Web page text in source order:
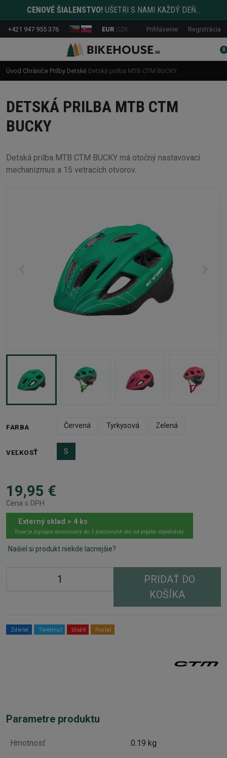
CENOVÉ ŠIALENSTVO! UŠETRI S NAMI KAŽDÝ DEŇ...
+421 947 955 376 EUR CZK Prihlásenie Registrácia
0
Úvod Chrániče Prilby Detské Detská prilba MTB CTM BUCKY
DETSKÁ PRILBA MTB CTM
BUCKY
Detská prilba MTB CTM BUCKY má otočný nastavovací
mechanizmus a 15 vetracích otvorov.
FARBA Červená Tyrkysová Zelená
VEĽKOSŤ S
19,95 €
Cena s DPH
Externý sklad > 4 ks
Tovar je zvyčajne doručovaný do 5 pracovných dní od prijatia objednávky.
Našiel si produkt niekde lacnejšie?
PRIDAŤ DO
KOŠÍKA
Zdieľať Tweetnuť Uložiť Poslať
Parametre produktu
Hmotnosť 0.19 kg